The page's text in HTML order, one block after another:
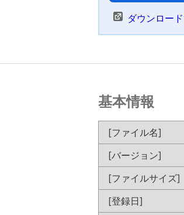
ダウンロー
基本情報
[ファイル名]
[バージョン]
[ファイルサイズ]
[登録日]